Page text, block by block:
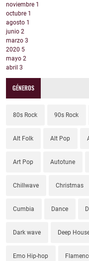
noviembre 1
octubre 1
agosto 1
junio 2
marzo 3
2020 5
mayo 2
abril 3
GÉNEROS
80s Rock 90s Rock
Alt Folk Alt Pop
Art Pop Autotune
Chillwave Christmas
Cumbia Dance
Dark wave Deep
Emo Hip-hop